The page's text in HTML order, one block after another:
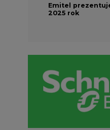
Emitel
2025 rok